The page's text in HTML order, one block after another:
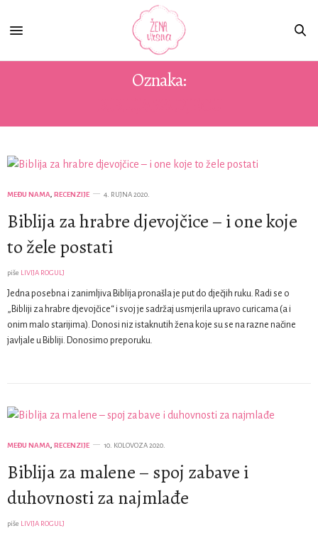
Oznaka:
MEĐU NAMA, RECENZIJE 4. RUJNA 2020.
Biblija za hrabre djevojčice – i one koje
to žele postati
piše LIVIJA ROGULJ
Jedna posebna i zanimljiva Biblija pronašla je put do dječjih ruku. Radi se o
„Bibliji za hrabre djevojčice“ i svoj je sadržaj usmjerila upravo curicama (a i
onim malo starijima). Donosi niz istaknutih žena koje su se na razne načine
javljale u Bibliji. Donosimo preporuku.
MEĐU NAMA, RECENZIJE 10. KOLOVOZA 2020.
Biblija za malene – spoj zabave i
duhovnosti za najmlađe
piše LIVIJA ROGULJ